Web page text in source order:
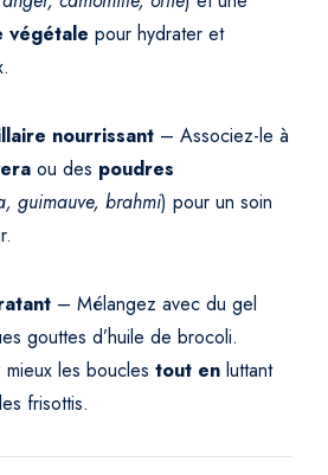
végétale pour hydrater et
nourrissant – Associez-le à
ou des poudres
guimauve, brahmi) pour un soin
– Mélangez avec du gel
gouttes d’huile de brocoli.
les boucles tout en luttant
frisottis.